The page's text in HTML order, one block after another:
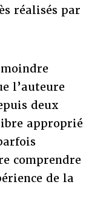
réalisés par
l’auteure
deux
approprié
comprendre
de la